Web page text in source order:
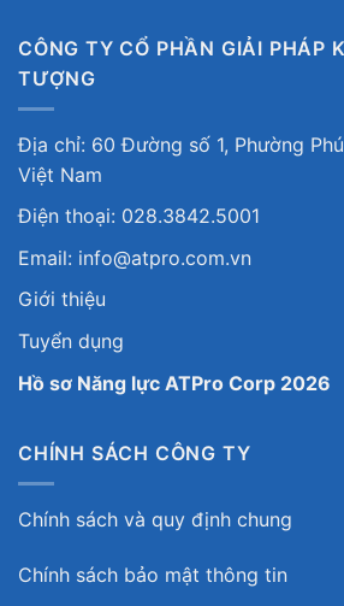
CÔNG TY CỔ PHẦN GIẢI PHÁP
TƯỢNG
Địa chỉ: 60 Đường số 1, Phường
Việt Nam
Điện thoại: 028.3842.5001
Email: info@atpro.com.vn
Giới thiệu
Tuyển dụng
Hồ sơ Năng lực ATPro Corp 2026
CHÍNH SÁCH CÔNG TY
Chính sách và quy định chung
Chính sách bảo mật thông tin